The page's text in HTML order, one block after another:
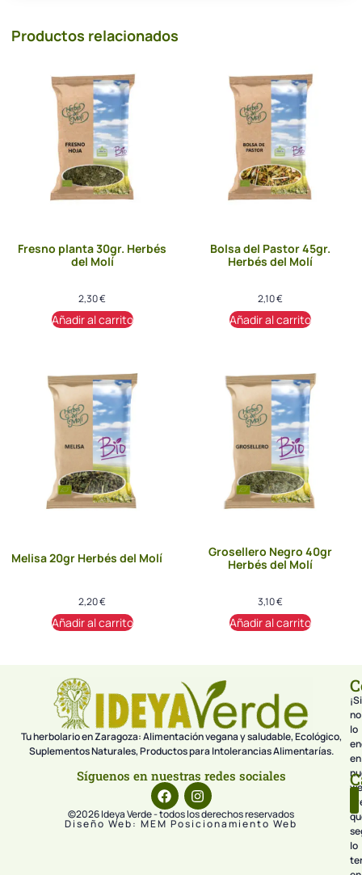
Productos relacionados
Fresno planta 30gr. Herbés
del Molí
2,30€
Añadir al carrito
Bolsa del Pastor 45gr.
Herbés del Molí
2,10€
Añadir al carrito
Melisa 20gr Herbés del Molí
2,20€
Añadir al carrito
Grosellero Negro 40gr
Herbés del Molí
3,10€
Añadir al carrito
Tu herbolario en Zaragoza: Alimentación vegana y saludable, Ecológico,
Suplementos Naturales, Productos para Intolerancias Alimentarías.
Síguenos en nuestras redes sociales
©2026 Ideya Verde - todos los derechos reservados
Diseño Web: MEM Posicionamiento Web
¡Si
no
lo
en
lo